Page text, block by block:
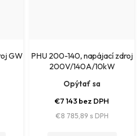
GW
PHU 200-140, napájací zdroj
200V/140A/10kW
Opýtať sa
€7 143 bez DPH
€8 785,89